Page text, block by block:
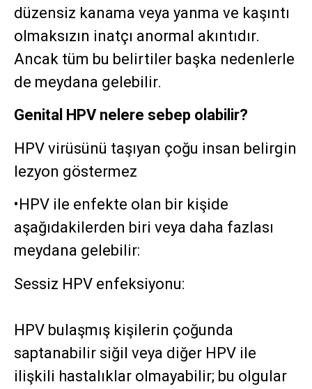
düzensiz kanama veya yanma ve kaşıntı
olmaksızın inatçı anormal akıntıdır.
Ancak tüm bu belirtiler başka nedenlerle
de meydana gelebilir.
Genital HPV nelere sebep olabilir?
HPV virüsünü taşıyan çoğu insan belirgin
lezyon göstermez
•HPV ile enfekte olan bir kişide
aşağıdakilerden biri veya daha fazlası
meydana gelebilir:
Sessiz HPV enfeksiyonu:
HPV bulaşmış kişilerin çoğunda
saptanabilir siğil veya diğer HPV ile
ilişkili hastalıklar olmayabilir; bu olgular